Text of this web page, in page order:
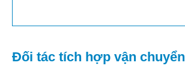
Đối tác tích hợp vận chuyển